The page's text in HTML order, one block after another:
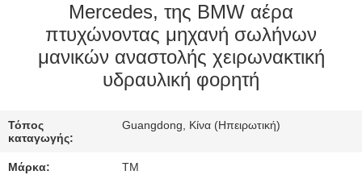
ΞΕΝΆΓΗΣΗ
ΣΤΟ
ΕΡΓΟΣΤΆΣΙΟ
ΕΛΕΓΧΟΣ
ΠΟΙΌΤΗΤΑΣ
Mercedes, της BMW αέρα
πτυχώνοντας μηχανή σωλήνων
μανικών αναστολής χειρωνακτική
υδραυλική φορητή
Τόπος
καταγωγής:
Guangdong, Κίνα (Ηπειρωτική)
Μάρκα: TM